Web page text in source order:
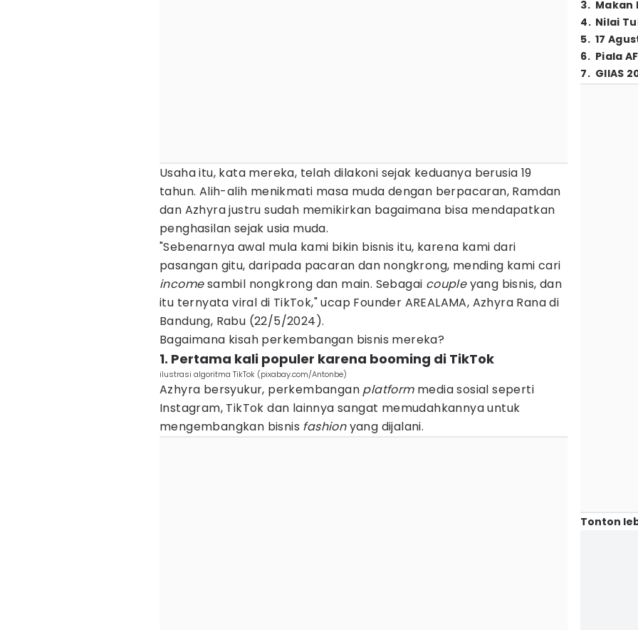
Usaha itu, kata mereka, telah dilakoni sejak keduanya berusia 19
tahun. Alih-alih menikmati masa muda dengan berpacaran, Ramdan
dan Azhyra justru sudah memikirkan bagaimana bisa mendapatkan
penghasilan sejak usia muda.
"Sebenarnya awal mula kami bikin bisnis itu, karena kami dari
pasangan gitu, daripada pacaran dan nongkrong, mending kami cari
incomesambil nongkrong dan main. Sebagai coupleyang bisnis, dan
itu ternyata viral di TikTok," ucap Founder AREALAMA, Azhyra Rana di
Bandung, Rabu (22/5/2024).
Bagaimana kisah perkembangan bisnis mereka?
1. Pertama kali populer karena booming di TikTok
ilustrasi algoritma TikTok (pixabay.com/Antonbe)
Azhyra bersyukur, perkembangan platformmedia sosial seperti
Instagram, TikTok dan lainnya sangat memudahkannya untuk
mengembangkan bisnis fashionyang dijalani.
3. Makan
4. Nilai
5. 17
6. Piala
7. GIIAS
Tonton